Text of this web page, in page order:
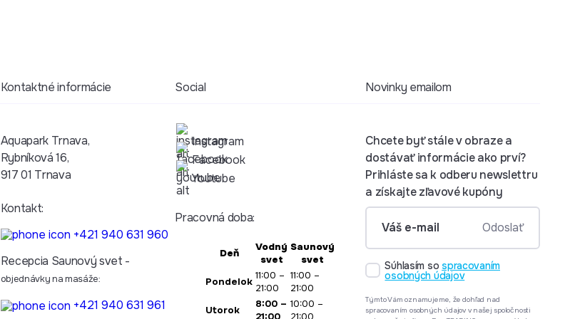
Kontaktné informácie
Aquapark Trnava,
Rybníková 16,
917 01 Trnava
Kontakt:
+421 940 631 960
Recepcia Saunový svet -
objednávky na masáže:
+421 940 631 961
Social
Instagram
Facebook
Youtube
Pracovná doba:
Deň
Vodný
svet
Saunový
svet
Pondelok
11:00 –
21:00
11:00 –
21:00
Utorok
8:00 –
21:00
10:00 –
21:00
Novinky emailom
Chcete byť stále v obraze a
dostávať informácie ako prví?
Prihláste sa k odberu newslettru
a získajte zľavové kupóny
formular.Váš e-mail
Odoslať
Súhlasím so spracovaním
osobných údajov
Týmto Vám oznamujeme, že dohľad nad
spracovaním osobných údajov v našej spoločnosti